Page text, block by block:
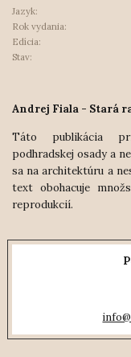
Jazyk:
Rok vydania:
Edícia:
Stav:
Andrej Fiala - Stará
Táto publikácia
podhradskej osady a
sa na architektúru a
text obohacuje
reprodukcií.